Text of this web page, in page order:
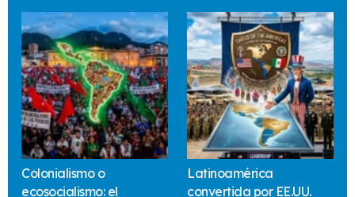
Colonialismo o
ecosocialismo: el
Latinoamérica
convertida por EE.UU.